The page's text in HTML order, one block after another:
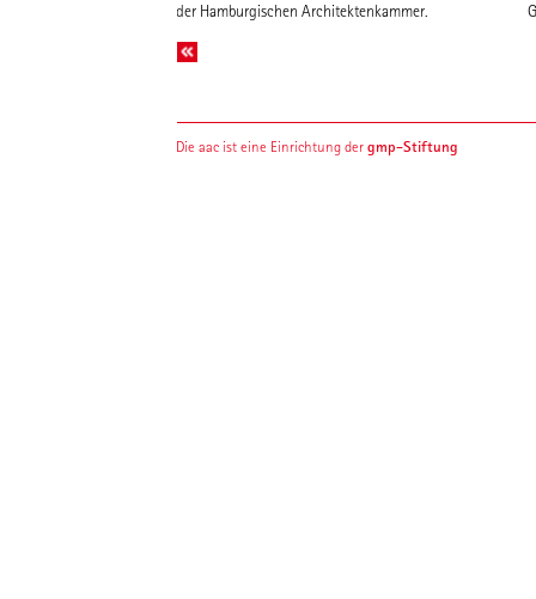
der Hamburgischen Architektenkammer.
Die aac ist eine Einrichtung dergmp-Stiftung